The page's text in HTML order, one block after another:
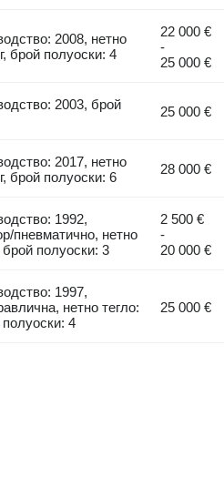
2008, нетно
брой полуоски: 4
22 000 €
-
25 000 €
2003, брой
25 000 €
2017, нетно
брой полуоски: 6
28 000 €
1992,
пневматично, нетно
брой полуоски: 3
2 500 €
-
20 000 €
1997,
нетно тегло:
полуоски: 4
25 000 €